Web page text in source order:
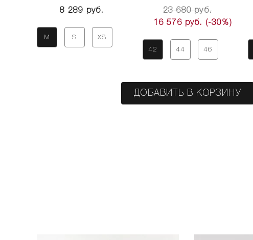
8 289 руб.
M S XS
23 680 руб.
16 576 руб.
(-30%)
42 44 46
ДОБАВИТЬ В КОРЗИНУ